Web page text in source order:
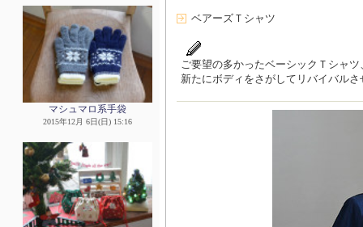
マシュマロ系手袋
2015年12月 6日(日) 15:16
ベアーズＴシャツ
ご要望の多かったベーシックＴシャツ
新たにボディをさがしてリバイバルさ